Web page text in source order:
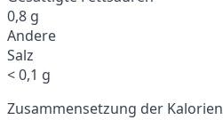
0,8 g
Andere
Salz
< 0,1 g
Zusammensetzung der Kalorien